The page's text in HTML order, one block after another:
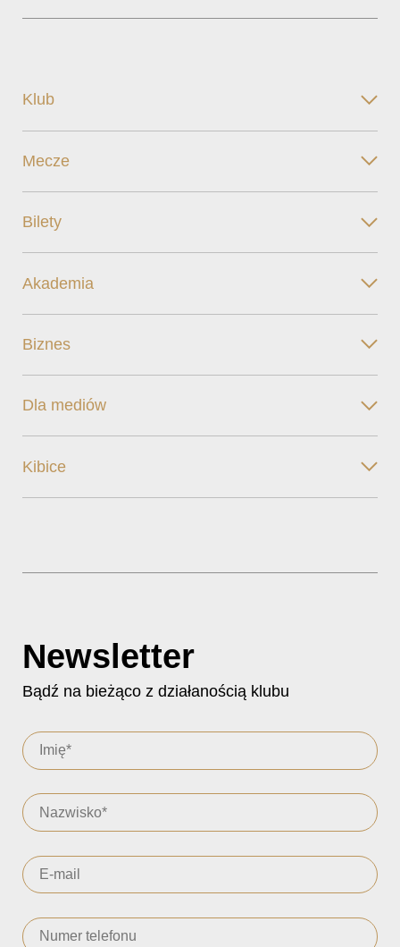
Klub
Mecze
Bilety
Akademia
Biznes
Dla mediów
Kibice
Newsletter
Bądź na bieżąco z działanością klubu